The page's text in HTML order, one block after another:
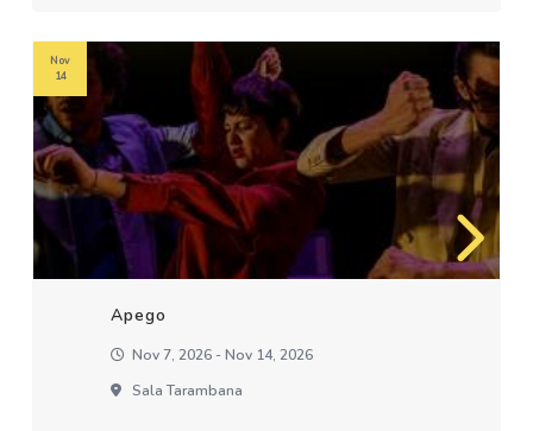
Apego
Nov 7, 2026 - Nov 14, 2026
Sala Tarambana
Nov
14